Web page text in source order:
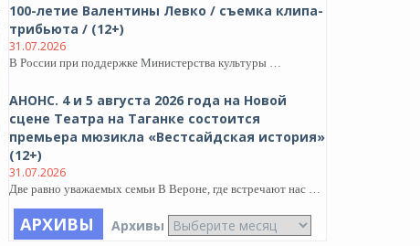
100-летие Валентины Левко / съемка клипа-
трибьюта / (12+)
31.07.2026
В России при поддержке Министерства культуры …
АНОНС. 4 и 5 августа 2026 года на Новой
сцене Театра на Таганке состоится
премьера мюзикла «Вестсайдская история»
(12+)
31.07.2026
Две равно уважаемых семьи В Вероне, где встречают нас …
АРХИВЫ Архивы